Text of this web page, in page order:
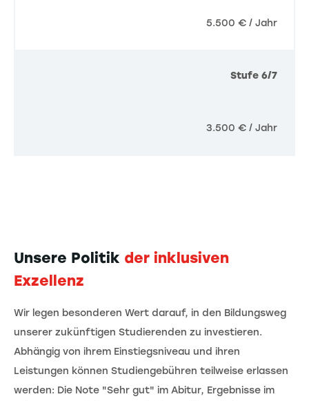
5.500 € / Jahr
Stufe 6/7
3.500 € / Jahr
Unsere Politik der inklusiven
Exzellenz
Wir legen besonderen Wert darauf, in den Bildungsweg
unserer zukünftigen Studierenden zu investieren.
Abhängig von ihrem Einstiegsniveau und ihren
Leistungen können Studiengebühren teilweise erlassen
werden: Die Note "Sehr gut" im Abitur, Ergebnisse im